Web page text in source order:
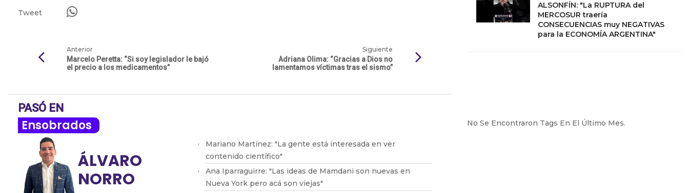
Tweet
Anterior
Marcelo Peretta: “Si soy legislador le bajó
el precio a los medicamentos”
Siguiente
Adriana Olima: “Gracias a Dios no
lamentamos víctimas tras el sismo”
PASÓ EN
Ensobrados
ÁLVARO
NORRO
Mariano Martínez: "La gente está interesada en ver
contenido científico"
Ana Iparraguirre: "Las ideas de Mamdani son nuevas en
Nueva York pero acá son viejas"
ALSONFÍN: "La RUPTURA del
MERCOSUR traería
CONSECUENCIAS muy NEGATIVAS
para la ECONOMÍA ARGENTINA"
No Se Encontraron Tags En El Último Mes.